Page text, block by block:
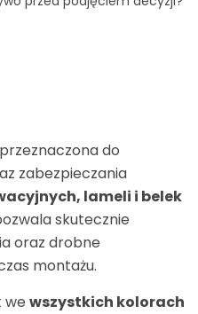
do
zabezpieczania
lameli i belek
skutecznie
oraz drobne
montażu.
we wszystkich kolorach